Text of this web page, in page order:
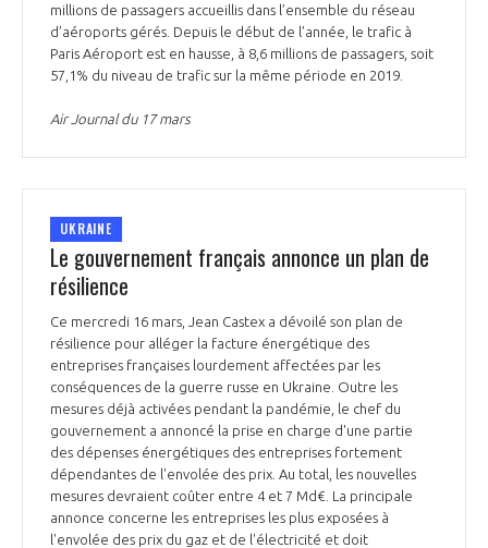
millions de passagers accueillis dans l’ensemble du réseau
d’aéroports gérés. Depuis le début de l’année, le trafic à
Paris Aéroport est en hausse, à 8,6 millions de passagers, soit
57,1% du niveau de trafic sur la même période en 2019.
Air Journal du 17 mars
UKRAINE
Le gouvernement français annonce un plan de
résilience
Ce mercredi 16 mars, Jean Castex a dévoilé son plan de
résilience pour alléger la facture énergétique des
entreprises françaises lourdement affectées par les
conséquences de la guerre russe en Ukraine. Outre les
mesures déjà activées pendant la pandémie, le chef du
gouvernement a annoncé la prise en charge d'une partie
des dépenses énergétiques des entreprises fortement
dépendantes de l'envolée des prix. Au total, les nouvelles
mesures devraient coûter entre 4 et 7 Md€. La principale
annonce concerne les entreprises les plus exposées à
l'envolée des prix du gaz et de l'électricité et doit